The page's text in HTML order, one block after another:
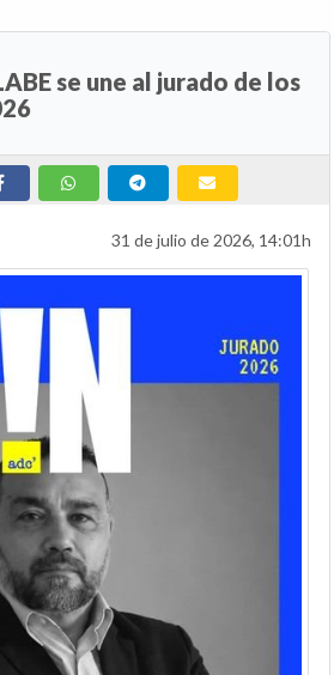
se une al jurado de los
31 de julio de 2026, 14:01h